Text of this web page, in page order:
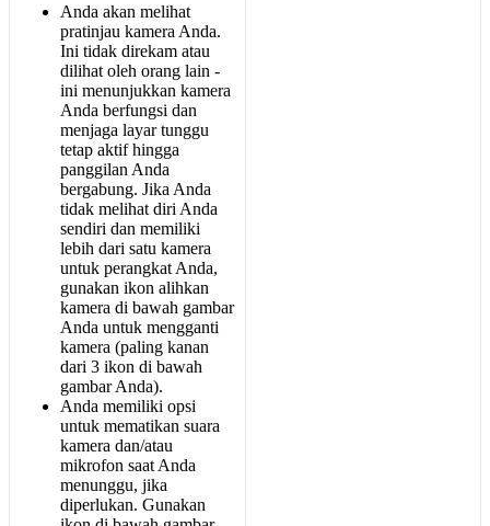
Anda akan melihat
pratinjau kamera Anda.
Ini tidak direkam atau
dilihat oleh orang lain -
ini menunjukkan kamera
Anda berfungsi dan
menjaga layar tunggu
tetap aktif hingga
panggilan Anda
bergabung. Jika Anda
tidak melihat diri Anda
sendiri dan memiliki
lebih dari satu kamera
untuk perangkat Anda,
gunakan ikon alihkan
kamera di bawah gambar
Anda untuk mengganti
kamera (paling kanan
dari 3 ikon di bawah
gambar Anda).
Anda memiliki opsi
untuk mematikan suara
kamera dan/atau
mikrofon saat Anda
menunggu, jika
diperlukan. Gunakan